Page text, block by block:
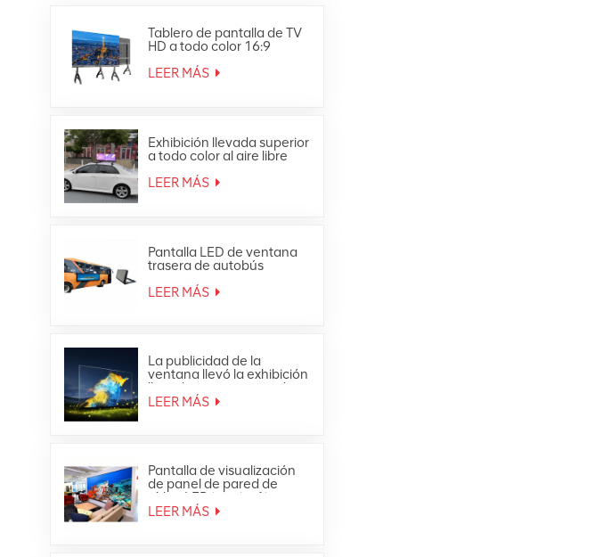
Tablero de pantalla de TV
HD a todo color 16:9
4K
LEER MÁS
Exhibición llevada superior
a todo color al aire libre
publicidad móvil del techo
LEER MÁS
Pantalla LED de ventana
trasera de autobús
para exteriores
LEER MÁS
La publicidad de la
ventana llevó la exhibición
llevada transparente de
cristal de la malla de la
LEER MÁS
Pantalla de visualización
de panel de pared de
vídeo LED interior fija
ultrafina Full HD
LEER MÁS